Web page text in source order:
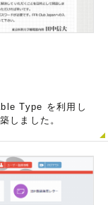
Type を利用し
しました。